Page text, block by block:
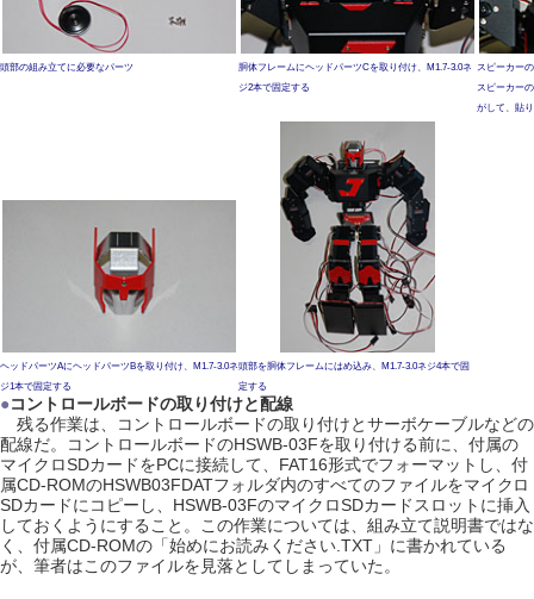
頭部の組み立てに必要なパーツ
胴体フレームにヘッドパーツCを取り付け、M1.7-3.0ネ
ジ2本で固定する
スピーカー
スピーカー
がして、貼
ヘッドパーツAにヘッドパーツBを取り付け、M1.7-3.0ネ
ジ1本で固定する
頭部を胴体フレームにはめ込み、M1.7-3.0ネジ4本で固
定する
●コントロールボードの取り付けと配線
残る作業は、コントロールボードの取り付けとサーボケーブルなどの
配線だ。コントロールボードのHSWB-03Fを取り付ける前に、付属の
マイクロSDカードをPCに接続して、FAT16形式でフォーマットし、付
属CD-ROMのHSWB03FDATフォルダ内のすべてのファイルをマイクロ
SDカードにコピーし、HSWB-03FのマイクロSDカードスロットに挿入
しておくようにすること。この作業については、組み立て説明書ではな
く、付属CD-ROMの「始めにお読みください.TXT」に書かれている
が、筆者はこのファイルを見落としてしまっていた。